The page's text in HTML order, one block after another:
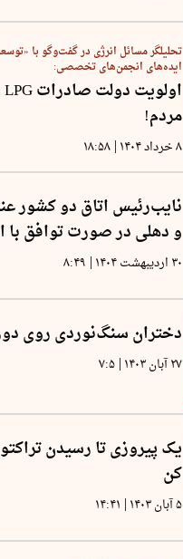
تحلیلگر مسائل انرژی در گفت‌وگو با
ایده‌های انجمن‌های تخصصی:
مردم!
۸ خرداد ۱۴۰۴ | ۱۸:۵۸
نایب‌رئیس اتاق دو کشور
و دهلی در صورت توافق با
۳۰ اردیبهشت ۱۴۰۴ | ۸:۴۹
دختران سنگ‌نوردی روی
۲۷ آبان ۱۴۰۳ | ۷:۵
کن
۵ آبان ۱۴۰۳ | ۱۴:۴۱